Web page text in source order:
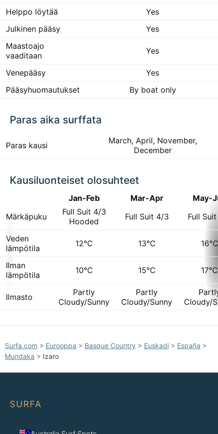
Helppo löytää
Yes
Julkinen pääsy
Yes
Maastoajo
vaaditaan
Yes
Venepääsy
Yes
Pääsyhuomautukset
By boat only
Paras aika surffata
Paras kausi
March, April, November,
December
Kausiluonteiset olosuhteet
Jan-Feb Mar-Apr
May-
Märkäpuku
Full Suit 4/3
Hooded
Full Suit 4/3 Full
Veden
lämpötila
12°C 13°C 16°C
Ilman
lämpötila
10°C 15°C 17°C
Ilmasto
Partly
Cloudy/Sunny
Partly
Cloudy/Sunny
Cloudy/
Surfa.com > Eurooppa > Basque Country > Euskadi > España >
Mundaka > Izaro
SURFA